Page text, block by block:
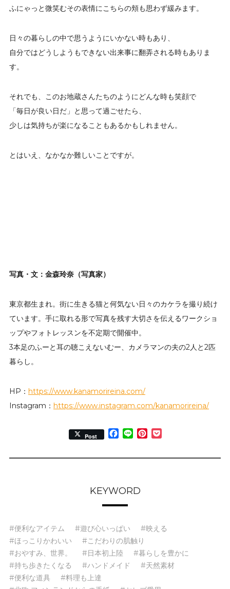
ふにゃっと微笑むその表情にこちらの頬も思わず緩みます。
日々の暮らしの中で思うようにいかない時もあり、
自分ではどうしようもできない出来事に翻弄される時もありま
す。
それでも、このお地蔵さんたちのようにどんな時も笑顔で
「毎日が良い日だ」と思って過ごせたら、
少しは気持ちが楽になることもあるかもしれません。
とはいえ、なかなか難しいことですが。
写真・文：金森玲奈（写真家）
東京都生まれ。街に生きる猫と何気ない日々のカケラを撮り続け
ています。手に取れる形で写真を残す大切さを伝えるワークショ
ップやフォトレッスンを不定期で開催中。
3本足のふーと耳の聴こえないむー、カメラマンの夫の2人と2匹
暮らし。
HP： https://www.kanamorireina.com/
Instagram： https://www.instagram.com/kanamorireina/
Post Facebook
Line Pinterest
KEYWORD
#便利なアイテム #遊び心いっぱい
#映える
#ほっこりかわいい
#こだわりの肌触り
#おやすみ、世界。
#日本初上陸
#暮らしを豊かに
#持ち歩きたくなる
#ハンドメイド
#天然素材
#便利な道具
#料理も上達